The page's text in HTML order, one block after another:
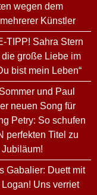
wegen dem
Künstler
TIPP! Sahra Stern
die große Liebe im
bist mein Leben“
und Paul
neuen Song für
Petry: So schufen
perfekten Titel zu
Gabalier: Duett mit
Uns verriet